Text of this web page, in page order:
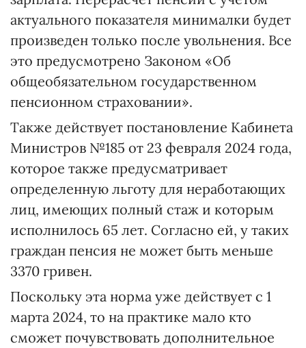
актуального показателя минималки будет
произведен только после увольнения. Все
это предусмотрено Законом «Об
общеобязательном государственном
пенсионном страховании».
Также действует постановление Кабинета
Министров №185 от 23 февраля 2024 года,
которое также предусматривает
определенную льготу для неработающих
лиц, имеющих полный стаж и которым
исполнилось 65 лет. Согласно ей, у таких
граждан пенсия не может быть меньше
3370 гривен.
Поскольку эта норма уже действует с 1
марта 2024, то на практике мало кто
сможет почувствовать дополнительное